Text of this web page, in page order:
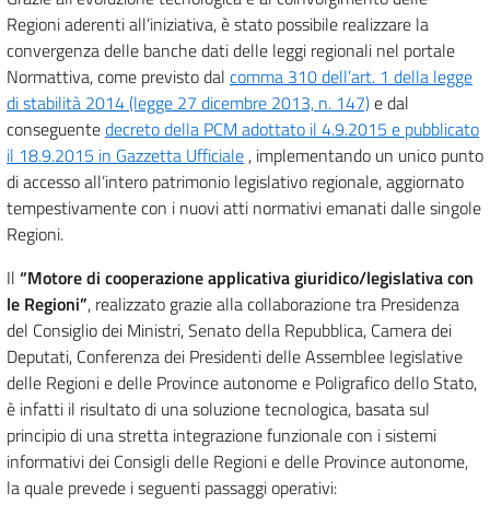
Regioni aderenti all’iniziativa, è stato possibile realizzare la
convergenza delle banche dati delle leggi regionali nel portale
Normattiva, come previsto dal comma 310 dell’art. 1 della legge
di stabilità 2014 (legge 27 dicembre 2013, n. 147)e dal
conseguentedecreto della PCM adottato il 4.9.2015 e pubblicato
il 18.9.2015 in Gazzetta Ufficiale , implementando un unico punto
di accesso all’intero patrimonio legislativo regionale, aggiornato
tempestivamente con i nuovi atti normativi emanati dalle singole
Regioni.
Il “Motore di cooperazione applicativa giuridico/legislativa con
le Regioni”, realizzato grazie alla collaborazione tra Presidenza
del Consiglio dei Ministri, Senato della Repubblica, Camera dei
Deputati, Conferenza dei Presidenti delle Assemblee legislative
delle Regioni e delle Province autonome e Poligrafico dello Stato,
è infatti il risultato di una soluzione tecnologica, basata sul
principio di una stretta integrazione funzionale con i sistemi
informativi dei Consigli delle Regioni e delle Province autonome,
la quale prevede i seguenti passaggi operativi: